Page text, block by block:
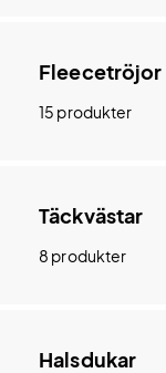
Fleecetröjor
15 produkter
Täckvästar
8 produkter
Halsdukar